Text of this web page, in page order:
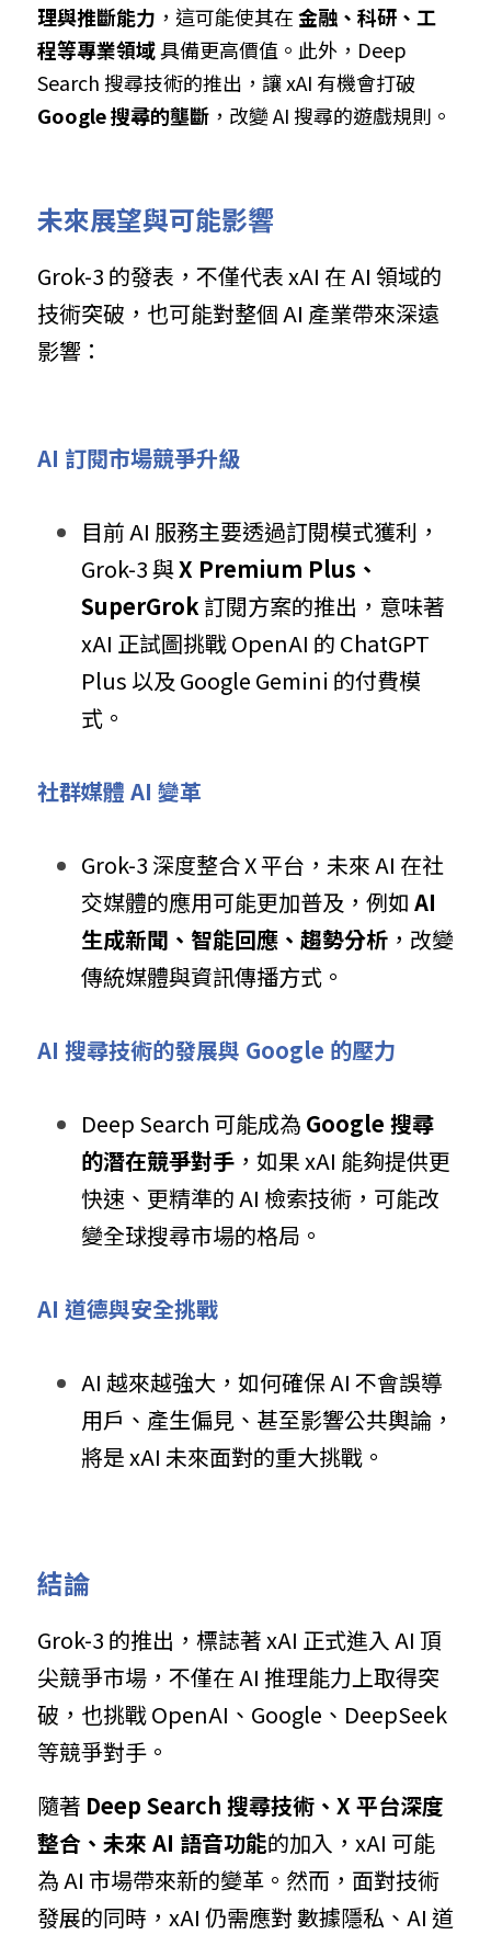
理與推斷能力 ，這可能使其在 金融、科研、工
程等專業領域 具備更高價值。此外，Deep
Google 搜尋的壟斷 ，改變 AI 搜尋的遊戲規則。
未來展望與可能影響
Grok-3 的發表，不僅代表 xAI 在 AI 領域的
技術突破，也可能對整個 AI 產業帶來深遠
影響：
AI 訂閱市場競爭升級
目前 AI 服務主要透過訂閱模式獲利，
Grok-3 與 X Premium Plus、
SuperGrok 訂閱方案的推出，意味著
xAI 正試圖挑戰 OpenAI 的 ChatGPT
Plus 以及 Google Gemini 的付費模
式。
社群媒體 AI 變革
Grok-3 深度整合 X 平台，未來 AI 在社
交媒體的應用可能更加普及，例如 AI
生成新聞、智能回應、趨勢分析 ，改變
傳統媒體與資訊傳播方式。
AI 搜尋技術的發展與 Google 的壓力
Deep Search 可能成為 Google 搜尋
的潛在競爭對手 ，如果 xAI 能夠提供更
快速、更精準的 AI 檢索技術，可能改
變全球搜尋市場的格局。
AI 道德與安全挑戰
AI 越來越強大，如何確保 AI 不會誤導
用戶、產生偏見、甚至影響公共輿論，
將是 xAI 未來面對的重大挑戰。
結論
Grok-3 的推出，標誌著 xAI 正式進入 AI 頂
尖競爭市場，不僅在 AI 推理能力上取得突
破，也挑戰 OpenAI、Google、DeepSeek
等競爭對手。
隨著 Deep Search 搜尋技術、X 平台深度
整合、未來 AI 語音功能的加入，xAI 可能
為 AI 市場帶來新的變革。然而，面對技術
發展的同時，xAI 仍需應對 數據隱私、AI 道